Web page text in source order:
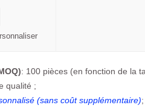
: 100 pièces (en fonction de la
qualité ;
(sans coût supplémentaire);